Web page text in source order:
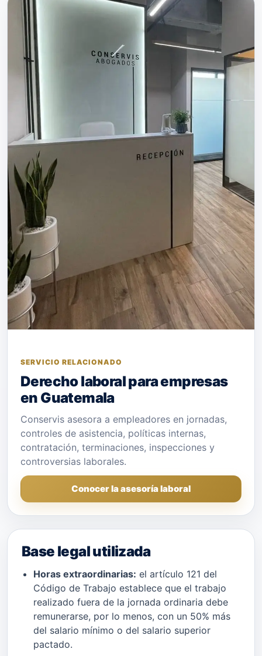
SERVICIO RELACIONADO
Derecho laboral para empresas
en Guatemala
Conservis asesora a empleadores en jornadas,
controles de asistencia, políticas internas,
contratación, terminaciones, inspecciones y
controversias laborales.
Conocer la asesoría laboral
Base legal utilizada
Horas extraordinarias: el artículo 121 del
Código de Trabajo establece que el trabajo
realizado fuera de la jornada ordinaria debe
remunerarse, por lo menos, con un 50% más
del salario mínimo o del salario superior
pactado.